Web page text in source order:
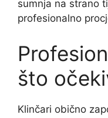
sumnja na strano
profesionalno
što
Klinčari obično